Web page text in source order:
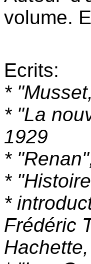
volume.
Ecrits:
*
* "La
1929
*
*
*
Frédéric